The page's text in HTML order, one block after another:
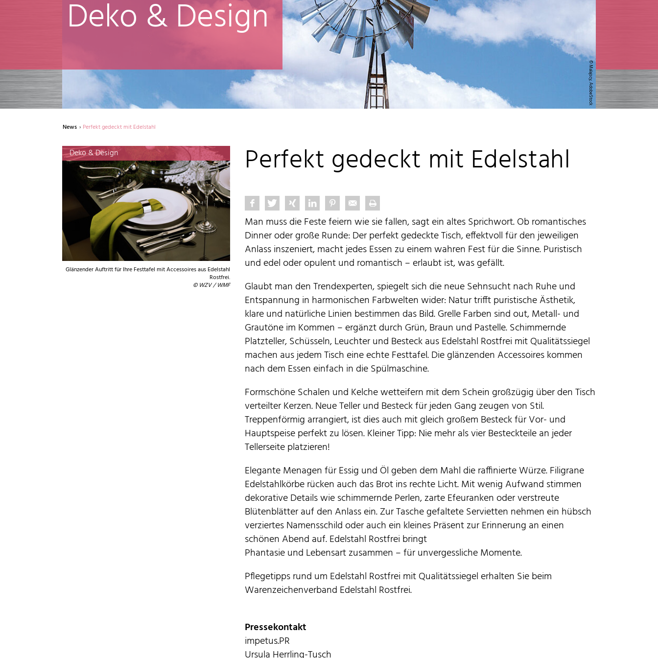
© Malajscy, AdobeStock
Deko & Design
News Perfekt gedeckt mit Edelstahl
Deko & Design
Glänzender Auftritt für Ihre Festtafel mit Accessoires aus Edelstahl
Rostfrei.
© WZV / WMF
Perfekt gedeckt mit Edelstahl
Man muss die Feste feiern wie sie fallen, sagt ein altes Sprichwort. Ob romantisches
Dinner oder große Runde: Der perfekt gedeckte Tisch, effektvoll für den jeweiligen
Anlass inszeniert, macht jedes Essen zu einem wahren Fest für die Sinne. Puristisch
und edel oder opulent und romantisch – erlaubt ist, was gefällt.
Glaubt man den Trendexperten, spiegelt sich die neue Sehnsucht nach Ruhe und
Entspannung in harmonischen Farbwelten wider: Natur trifft puristische Ästhetik,
klare und natürliche Linien bestimmen das Bild. Grelle Farben sind out, Metall- und
Grautöne im Kommen – ergänzt durch Grün, Braun und Pastelle. Schimmernde
Platzteller, Schüsseln, Leuchter und Besteck aus Edelstahl Rostfrei mit Qualitätssiegel
machen aus jedem Tisch eine echte Festtafel. Die glänzenden Accessoires kommen
nach dem Essen einfach in die Spülmaschine.
Formschöne Schalen und Kelche wetteifern mit dem Schein großzügig über den Tisch
verteilter Kerzen. Neue Teller und Besteck für jeden Gang zeugen von Stil.
Treppenförmig arrangiert, ist dies auch mit gleich großem Besteck für Vor- und
Hauptspeise perfekt zu lösen. Kleiner Tipp: Nie mehr als vier Besteckteile an jeder
Tellerseite platzieren!
Elegante Menagen für Essig und Öl geben dem Mahl die raffinierte Würze. Filigrane
Edelstahlkörbe rücken auch das Brot ins rechte Licht. Mit wenig Aufwand stimmen
dekorative Details wie schimmernde Perlen, zarte Efeuranken oder verstreute
Blütenblätter auf den Anlass ein. Zur Tasche gefaltete Servietten nehmen ein hübsch
verziertes Namensschild oder auch ein kleines Präsent zur Erinnerung an einen
schönen Abend auf. Edelstahl Rostfrei bringt
Phantasie und Lebensart zusammen – für unvergessliche Momente.
Pflegetipps rund um Edelstahl Rostfrei mit Qualitätssiegel erhalten Sie beim
Warenzeichenverband Edelstahl Rostfrei.
Pressekontakt
impetus.PR